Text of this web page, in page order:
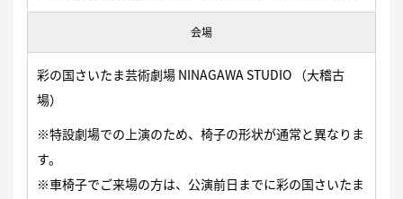
会場
彩の国さいたま芸術劇場 NINAGAWA STUDIO （大稽古
場）
※特設劇場での上演のため、椅子の形状が通常と異なりま
す。
※車椅子でご来場の方は、公演前日までに彩の国さいたま